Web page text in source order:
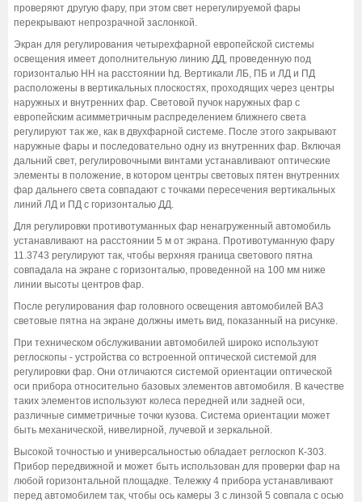
проверяют другую фару, при этом свет нерегулируемой фары
перекрывают непрозрачной заслонкой.
Экран для регулирования четырехфарной европейской системы
освещения имеет дополнительную линию ДД, проведенную под
горизонталью НН на расстоянии hд. Вертикали ЛБ, ПБ и ЛД и ПД
расположены в вертикальных плоскостях, проходящих через центры
наружных и внутренних фар. Световой пучок наружных фар с
европейским асимметричным распределением ближнего света
регулируют так же, как в двухфарной системе. После этого закрывают
наружные фары и последовательно одну из внутренних фар. Включая
дальний свет, регулировочными винтами устанавливают оптические
элементы в положение, в котором центры световых пятен внутренних
фар дальнего света совпадают с точками пересечения вертикальных
линий ЛД и ПД с горизонталью ДД.
Для регулировки противотуманных фар ненагруженный автомобиль
устанавливают на расстоянии 5 м от экрана. Противотуманную фару
11.3743 регулируют так, чтобы верхняя граница светового пятна
совпадала на экране с горизонталью, проведенной на 100 мм ниже
линии высоты центров фар.
После регулирования фар головного освещения автомобилей ВАЗ
световые пятна на экране должны иметь вид, показанный на рисунке.
При техническом обслуживании автомобилей широко используют
реглоскопы - устройства со встроенной оптической системой для
регулировки фар. Они отличаются системой ориентации оптической
оси прибора относительно базовых элементов автомобиля. В качестве
таких элементов используют колеса передней или задней оси,
различные симметричные точки кузова. Система ориентации может
быть механической, нивелирной, лучевой и зеркальной.
Высокой точностью и универсальностью обладает реглоскоп К-303.
Прибор передвижной и может быть использован для проверки фар на
любой горизонтальной площадке. Тележку 4 прибора устанавливают
перед автомобилем так, чтобы ось камеры 3 с линзой 5 совпала с осью